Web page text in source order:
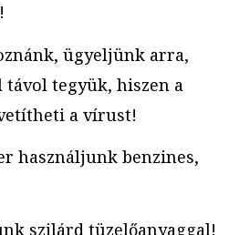
ügyeljünk arra,
tegyük, hiszen a
a vírust!
használjunk benzines,
szilárd tüzelőanyaggal!